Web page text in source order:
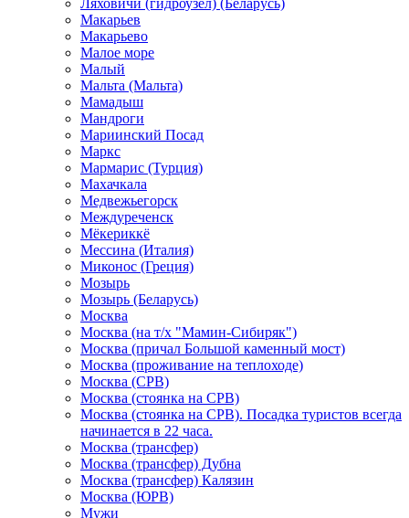
Ляховичи (гидроузел) (Беларусь)
Макарьев
Макарьево
Малое море
Малый
Мальта (Мальта)
Мамадыш
Мандроги
Мариинский Посад
Маркс
Мармарис (Турция)
Махачкала
Медвежьегорск
Междуреченск
Мёкериккё
Мессина (Италия)
Миконос (Греция)
Мозырь
Мозырь (Беларусь)
Москва
Москва (на т/х "Мамин-Сибиряк")
Москва (причал Большой каменный мост)
Москва (проживание на теплоходе)
Москва (СРВ)
Москва (стоянка на СРВ)
Москва (стоянка на СРВ). Посадка туристов всегда
начинается в 22 часа.
Москва (трансфер)
Москва (трансфер) Дубна
Москва (трансфер) Калязин
Москва (ЮРВ)
Мужи